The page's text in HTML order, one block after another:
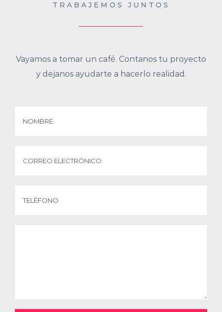
TRABAJEMOS JUNTOS
Vayamos a tomar un café. Contanos tu proyecto
y dejanos ayudarte a hacerlo realidad.